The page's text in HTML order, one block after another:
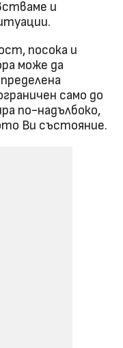
и
посока и
може да
само до
по-надълбоко,
Ви състояние.